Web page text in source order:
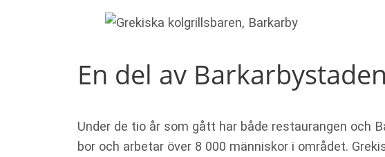
En del av
Under de tio år som gått har både restaurangen och
bor och arbetar över 8 000 människor i området.